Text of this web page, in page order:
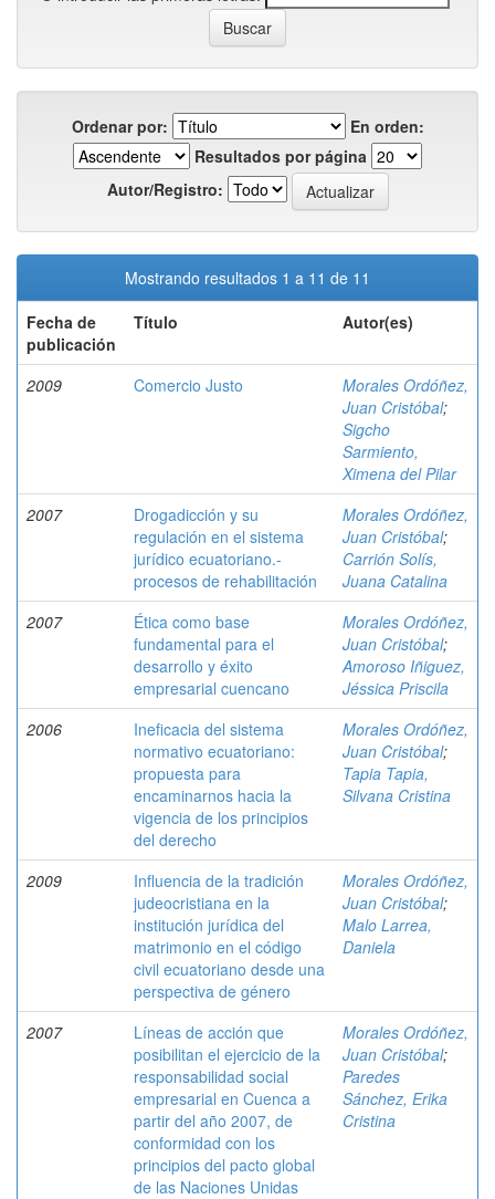
Ordenar por:
En orden:
Resultados por página
Autor/Registro:
Mostrando resultados 1 a 11 de 11
Fecha de
publicación
Título Autor(es)
2009 Comercio Justo
Morales Ordóñez,
Juan Cristóbal;
Sigcho
Sarmiento,
Ximena del Pilar
2007
Drogadicción y su
regulación en el sistema
jurídico ecuatoriano.-
procesos de rehabilitación
Morales Ordóñez,
Juan Cristóbal;
Carrión Solís,
Juana Catalina
2007
Ética como base
fundamental para el
desarrollo y éxito
empresarial cuencano
Morales Ordóñez,
Juan Cristóbal;
Amoroso Iñiguez,
Jéssica Priscila
2006
Ineficacia del sistema
normativo ecuatoriano:
propuesta para
encaminarnos hacia la
vigencia de los principios
del derecho
Morales Ordóñez,
Juan Cristóbal;
Tapia Tapia,
Silvana Cristina
2009
Influencia de la tradición
judeocristiana en la
institución jurídica del
matrimonio en el código
civil ecuatoriano desde una
perspectiva de género
Morales Ordóñez,
Juan Cristóbal;
Malo Larrea,
Daniela
2007
Líneas de acción que
posibilitan el ejercicio de la
responsabilidad social
empresarial en Cuenca a
partir del año 2007, de
conformidad con los
principios del pacto global
de las Naciones Unidas
Morales Ordóñez,
Juan Cristóbal;
Paredes
Sánchez, Erika
Cristina